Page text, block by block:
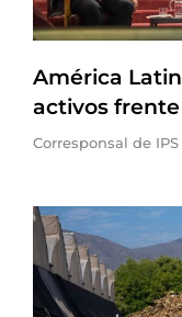
América
activos
Corresponsal de IPS